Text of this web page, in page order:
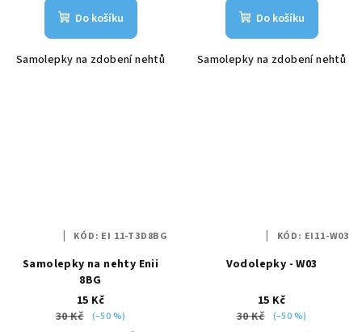
Do košíku
Samolepky na zdobení nehtů
Do košíku
Samolepky na zdobení nehtů
Samolepky na nehty Enii
8BG
15 Kč
30 Kč
(–50 %)
KÓD: EI 11-T3D8BG
Vodolepky - W03
15 Kč
30 Kč
(–50 %)
KÓD: EI11-W03